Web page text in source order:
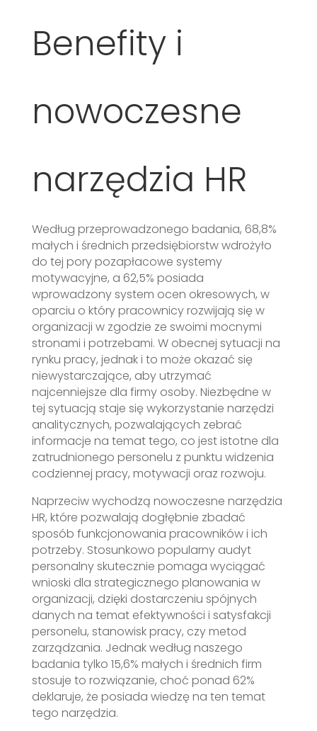
Benefity i
nowoczesne
narzędzia HR
Według przeprowadzonego badania, 68,8%
małych i średnich przedsiębiorstw wdrożyło
do tej pory pozapłacowe systemy
motywacyjne, a 62,5% posiada
wprowadzony system ocen okresowych, w
oparciu o który pracownicy rozwijają się w
organizacji w zgodzie ze swoimi mocnymi
stronami i potrzebami. W obecnej sytuacji na
rynku pracy, jednak i to może okazać się
niewystarczające, aby utrzymać
najcenniejsze dla firmy osoby. Niezbędne w
tej sytuacją staje się wykorzystanie narzędzi
analitycznych, pozwalających zebrać
informacje na temat tego, co jest istotne dla
zatrudnionego personelu z punktu widzenia
codziennej pracy, motywacji oraz rozwoju.
Naprzeciw wychodzą nowoczesne narzędzia
HR, które pozwalają dogłębnie zbadać
sposób funkcjonowania pracowników i ich
potrzeby. Stosunkowo popularny audyt
personalny skutecznie pomaga wyciągać
wnioski dla strategicznego planowania w
organizacji, dzięki dostarczeniu spójnych
danych na temat efektywności i satysfakcji
personelu, stanowisk pracy, czy metod
zarządzania. Jednak według naszego
badania tylko 15,6% małych i średnich firm
stosuje to rozwiązanie, choć ponad 62%
deklaruje, że posiada wiedzę na ten temat
tego narzędzia.